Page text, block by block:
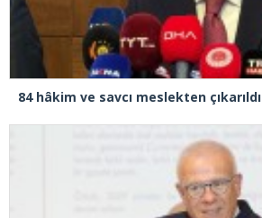
84 hâkim ve savcı meslekten çıkarıldı